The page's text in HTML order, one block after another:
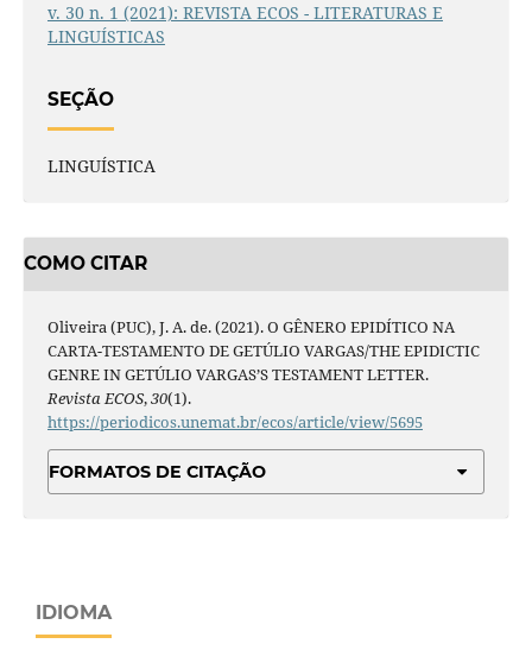
v. 30 n. 1 (2021): REVISTA ECOS - LITERATURAS E
LINGUÍSTICAS
SEÇÃO
LINGUÍSTICA
COMO CITAR
Oliveira (PUC), J. A. de. (2021). O GÊNERO EPIDÍTICO NA
CARTA-TESTAMENTO DE GETÚLIO VARGAS/THE EPIDICTIC
GENRE IN GETÚLIO VARGAS’S TESTAMENT LETTER.
Revista ECOS,30(1).
https://periodicos.unemat.br/ecos/article/view/5695
FORMATOS DE CITAÇÃO
IDIOMA